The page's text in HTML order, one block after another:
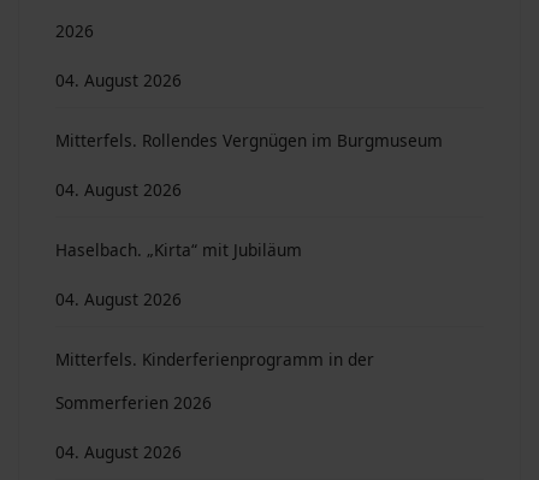
2026
04. August 2026
Mitterfels. Rollendes Vergnügen im Burgmuseum
04. August 2026
Haselbach. „Kirta“ mit Jubiläum
04. August 2026
Mitterfels. Kinderferienprogramm in der
Sommerferien 2026
04. August 2026